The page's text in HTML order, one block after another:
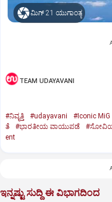
ಮಿಗ್‌ 21 ಯುಗಾಂತ್ಯ
TEAM UDAYAVANI
#ನಿವೃತ್ತಿ #udayavani #Iconic MiG
ತೆ
#ಭಾರತೀಯ ವಾಯುಪಡೆ
ent
ಇನ್ನಷ್ಟು ಸುದ್ದಿ ಈ ವಿಭಾಗದಿಂದ